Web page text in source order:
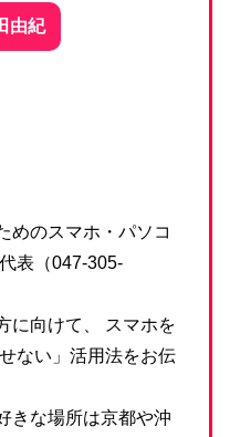
由紀
めのスマホ・パソコ
代表（047-305-
に向けて、 スマホを
ない」活用法をお伝
きな場所は京都や沖